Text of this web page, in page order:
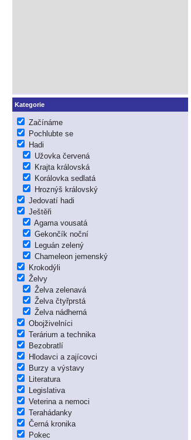
Kategorie
Začínáme
Pochlubte se
Hadi
Užovka červená
Krajta královská
Korálovka sedlatá
Hroznýš královský
Jedovatí hadi
Ještěři
Agama vousatá
Gekončík noční
Leguán zelený
Chameleon jemenský
Krokodýli
Želvy
Želva zelenavá
Želva čtyřprstá
Želva nádherná
Obojživelníci
Terárium a technika
Bezobratlí
Hlodavci a zajícovci
Burzy a výstavy
Literatura
Legislativa
Veterina a nemoci
Terahádanky
Černá kronika
Pokec